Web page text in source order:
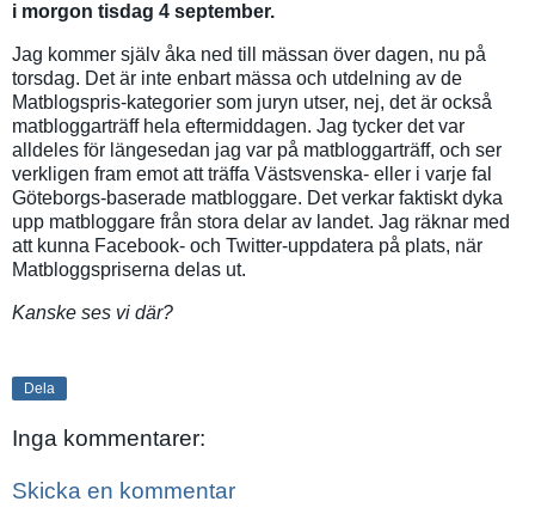
i morgon tisdag 4 september.
Jag kommer själv åka ned till mässan över dagen, nu på
torsdag. Det är inte enbart mässa och utdelning av de
Matblogspris-kategorier som juryn utser, nej, det är också
matbloggarträff hela eftermiddagen. Jag tycker det var
alldeles för längesedan jag var på matbloggarträff, och ser
verkligen fram emot att träffa Västsvenska- eller i varje fal
Göteborgs-baserade matbloggare. Det verkar faktiskt dyka
upp matbloggare från stora delar av landet. Jag räknar med
att kunna Facebook- och Twitter-uppdatera på plats, när
Matbloggspriserna delas ut.
Kanske ses vi där?
Dela
Inga kommentarer:
Skicka en kommentar